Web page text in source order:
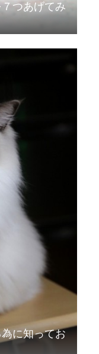
つあげてみ
に知ってお